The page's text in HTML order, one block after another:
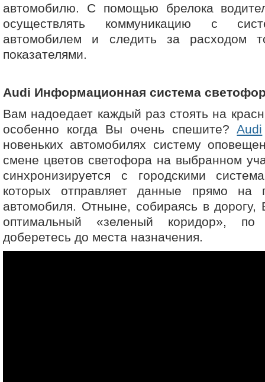
автомобилю. С помощью брелока
осуществлять коммуникацию с
автомобилем и следить за расходом
показателями.
Audi Информационная система
Вам надоедает каждый раз стоять на
особенно когда Вы очень спешите?Audi
новеньких автомобилях систему
смене цветов светофора на выбранном
синхронизируется с городскими
которых отправляет данные прямо на
автомобиля. Отныне, собираясь в
оптимальный «зеленый коридор», по
доберетесь до места назначения.